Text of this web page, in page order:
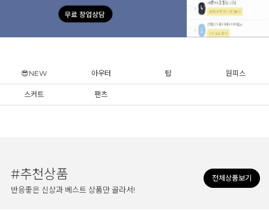
😎NEW 아우터 탑 원피스
스커트 팬츠
전체상품보기
#추천상품
반응좋은 신상과 베스트 상품만 골라서!